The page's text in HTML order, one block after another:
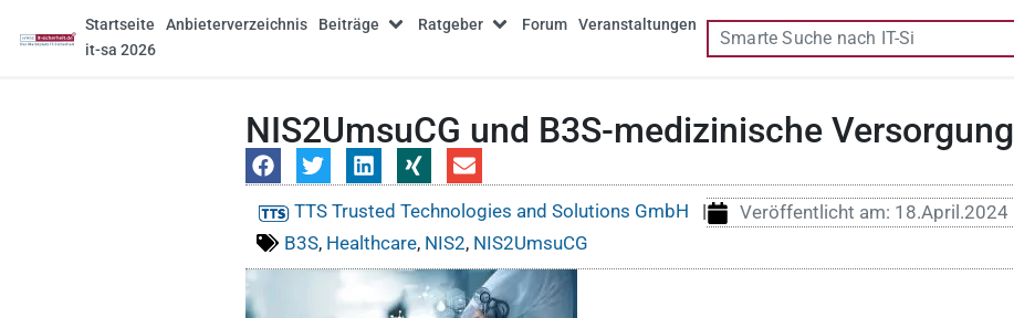
Startseite Anbieterverzeichnis Beiträge Ratgeber Forum
Veranstaltungen
it-sa 2026
NIS2UmsuCG und B3S-medizinische Versorgung
TTS Trusted Technologies and Solutions GmbH | Veröffentlicht am: 18.April.2024
B3S, Healthcare, NIS2, NIS2UmsuCG